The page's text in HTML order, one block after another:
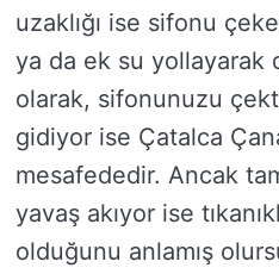
uzaklığı ise sifonu
ya da ek su yollayarak
olarak, sifonunuzu
gidiyor ise Çatalca
mesafededir. Ancak
yavaş akıyor ise
olduğunu anlamış